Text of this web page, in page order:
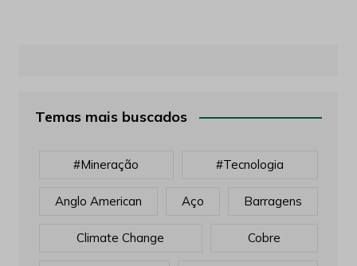
Temas mais buscados
#mineração #tecnologia
Anglo American Aço Barragens
Climate Change Cobre